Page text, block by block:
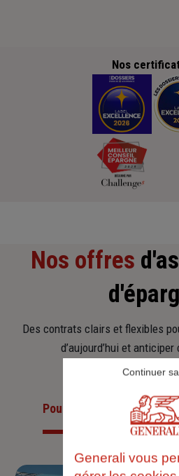
Nos
Nos offres
Des contrats clairs et flexibles
d’aujourd’hui et anticiper
Pour les particuliersPour
Generali vous
Continuer